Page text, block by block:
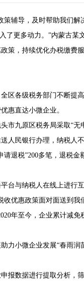
辅导，及时帮助我们解
更多动力。”内蒙古某
策，持续优化办税缴费
区各级税务部门不断提
惠直达小微企业。
市九原区税务局采取“
人民银行办理，纳税人
退税”200多笔，退税
台与纳税人在线上进行
优惠政策面对面送到
年至今，企业累计减免
力小微企业发展“春雨
报数据进行提取分析，